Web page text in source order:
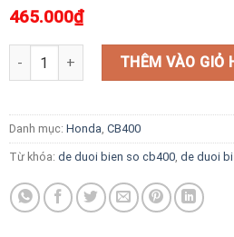
465.000₫
Dè Đuôi Biển Số Honda CB400 số
THÊM VÀO GIỎ
Danh mục: Honda CB400
Từ khóa: de duoi bien so cb400, de duoi